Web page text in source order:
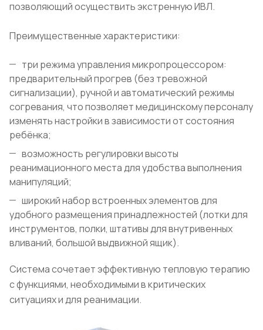
позволяющий осуществить экстренную ИВЛ.
Преимущественные характеристики:
три режима управления микропроцессором:
предварительный прогрев (без тревожной
сигнализации), ручной и автоматический режимы
согревания, что позволяет медицинскому персоналу
изменять настройки в зависимости от состояния
ребёнка;
возможность регулировки высоты
реанимационного места для удобства выполнения
манипуляций;
широкий набор встроенных элементов для
удобного размещения принадлежностей (лотки для
инструментов, полки, штативы для внутривенных
вливаний, большой выдвижной ящик).
Система сочетает эффективную тепловую терапию
с функциями, необходимыми в критических
ситуациях и для реанимации.